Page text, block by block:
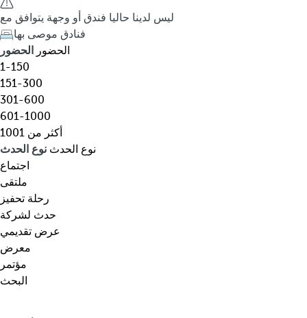
ق
،
و
ج
ه
ة
،
ن
و
ع
م
ع
ي
ن
…
h
e
d
o
w
n
a
r
r
o
w
k
e
y
o
p
e
ليس لدينا حاليا فندق أو وجهة يتوافق مع
فنادق موصى بها
الحضور
الحضور
1-150
151-300
301-600
601-1000
أكثر من 1001
نوع الحدث نوع الحدث
اجتماع
ملتقى
رحلة تحفيز
حدث لشركة
عرض تقديمي
معرض
مؤتمر
البحث